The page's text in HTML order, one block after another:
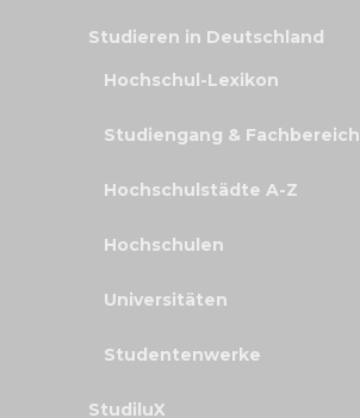
Studieren in Deutschland
Hochschul-Lexikon
Studiengang & Fachbereich
Hochschulstädte A-Z
Hochschulen
Universitäten
Studentenwerke
StudiluX